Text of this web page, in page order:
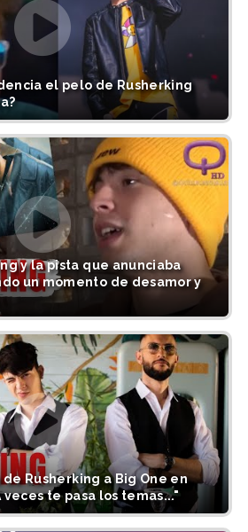
el pelo de Rusherking
y la pista que anunciaba
un momento de desamor y
de Rusherking a Big One en
te pasa los temas..."